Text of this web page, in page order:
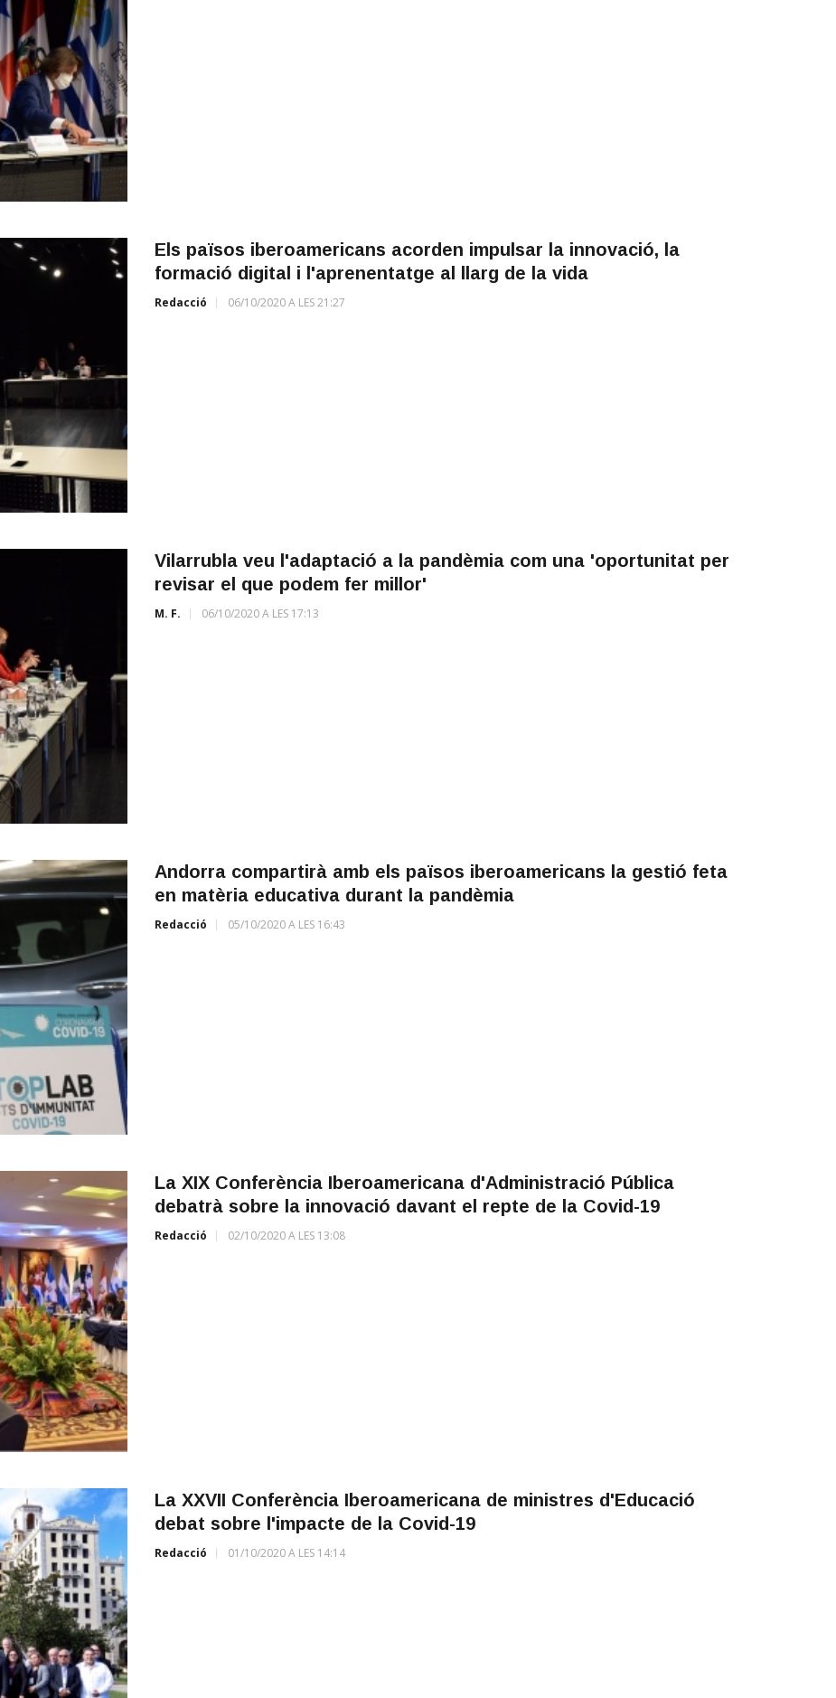
Els països iberoamericans acorden impulsar la innovació, la
formació digital i l'aprenentatge al llarg de la vida
Redacció 06/10/2020 A LES 21:27
Vilarrubla veu l'adaptació a la pandèmia com una 'oportunitat per
revisar el que podem fer millor'
M. F. 06/10/2020 A LES 17:13
Andorra compartirà amb els països iberoamericans la gestió feta
en matèria educativa durant la pandèmia
Redacció 05/10/2020 A LES 16:43
La XIX Conferència Iberoamericana d'Administració Pública
debatrà sobre la innovació davant el repte de la Covid-19
Redacció 02/10/2020 A LES 13:08
La XXVII Conferència Iberoamericana de ministres d'Educació
debat sobre l'impacte de la Covid-19
Redacció 01/10/2020 A LES 14:14